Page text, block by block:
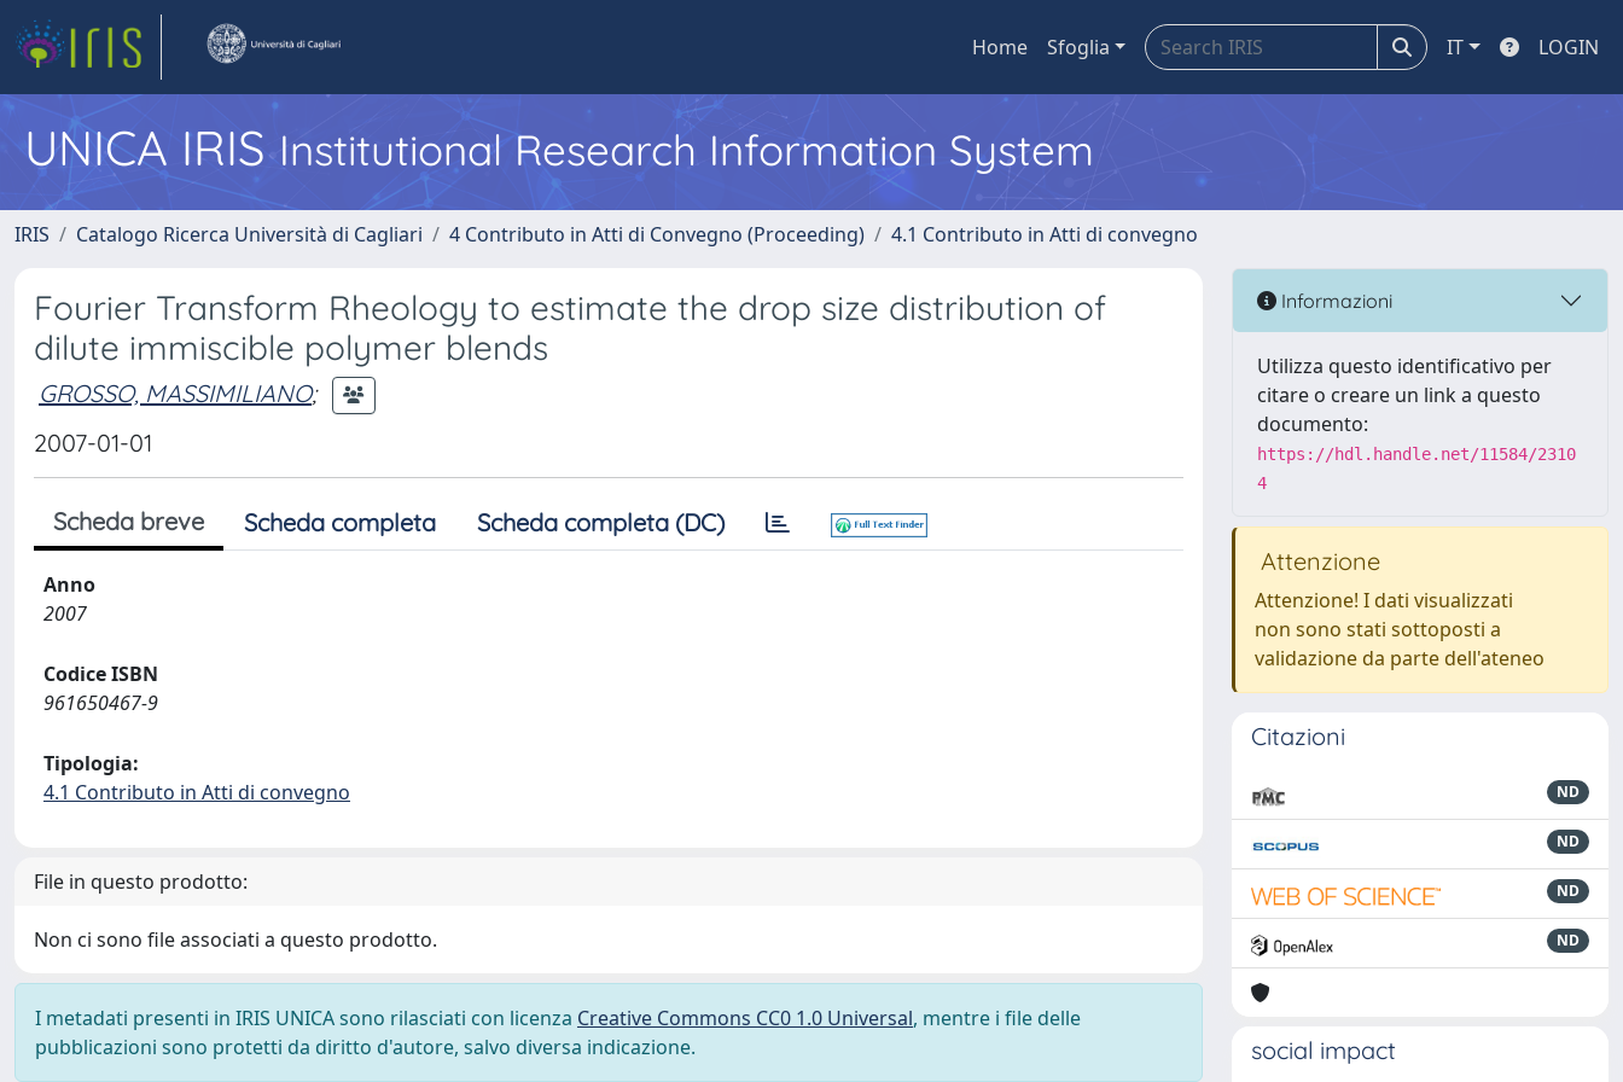
Home Sfoglia IT LOGIN
UNICA IRISInstitutional Research Information System
IRIS Catalogo Ricerca Università di Cagliari 4 Contributo in Atti di Convegno (Proceeding) 4.1 Contributo in Atti di convegno
Fourier Transform Rheology to estimate the drop size distribution of
dilute immiscible polymer blends
GROSSO, MASSIMILIANO;
2007-01-01
Scheda breve Scheda completa Scheda completa (DC)
Anno
2007
Codice ISBN
961650467-9
Tipologia:
4.1 Contributo in Atti di convegno
File in questo prodotto:
Non ci sono file associati a questo prodotto.
I metadati presenti in IRIS UNICA sono rilasciati con licenza Creative Commons CC0 1.0 Universal, mentre i file delle
pubblicazioni sono protetti da diritto d'autore, salvo diversa indicazione.
Informazioni
Utilizza questo identificativo per
citare o creare un link a questo
documento:
https://hdl.handle.net/11584/2310
4
Attenzione
Attenzione! I dati visualizzati
non sono stati sottoposti a
validazione da parte dell'ateneo
Citazioni
ND
ND
ND
ND
social impact